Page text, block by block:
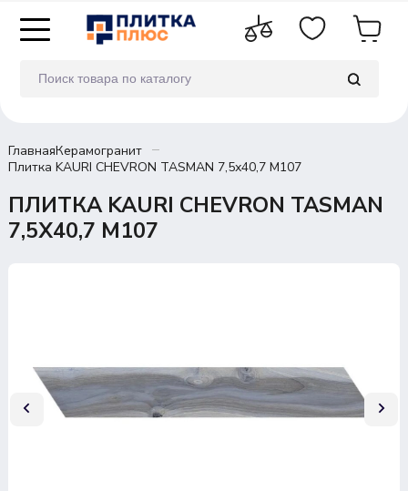
ГлавнаяКерамогранит
Плитка KAURI CHEVRON TASMAN 7,5х40,7 M107
ПЛИТКА KAURI CHEVRON TASMAN
7,5Х40,7 M107